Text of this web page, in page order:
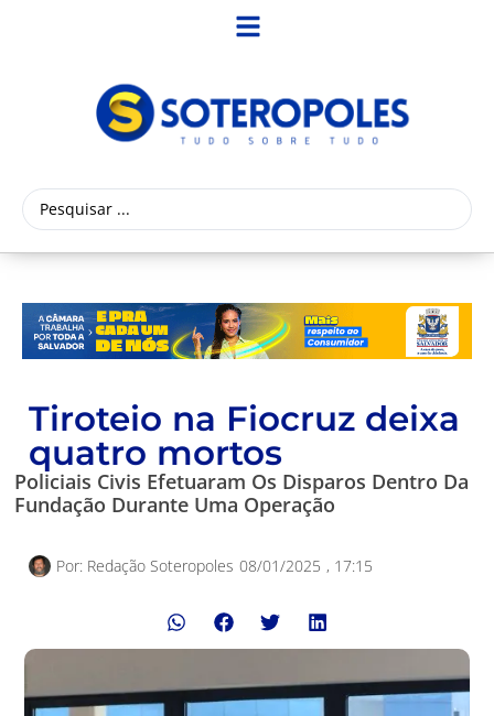
Tiroteio na Fiocruz deixa
quatro mortos
Policiais Civis Efetuaram Os Disparos Dentro Da
Fundação Durante Uma Operação
Por: Redação Soteropoles 08/01/2025 , 17:15